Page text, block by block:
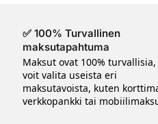
✅ 100% Turvallinen
maksutapahtuma
Maksut ovat 100% turvallisia,
voit valita useista eri
maksutavoista, kuten
verkkopankki tai